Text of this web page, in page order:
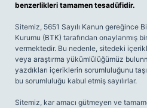
benzerlikleri tamamen tesadüfidir.
Sitemiz, 5651 Sayılı Kanun gereğince
Kurumu (BTK) tarafından onaylanmış
vermektedir. Bu nedenle, sitedeki
veya araştırma yükümlülüğümüz
yazdıkları içeriklerin sorumluluğunu
bu sorumluluğu kabul etmiş sayılırlar.
Sitemiz, kar amacı gütmeyen ve